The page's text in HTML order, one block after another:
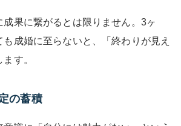
果に繋がるとは限りません。3ヶ
も成婚に至らないと、「終わりが見え
す。
の蓄積